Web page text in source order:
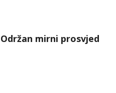
Održan mirni prosvjed